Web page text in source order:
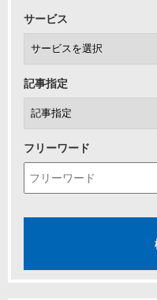
サービス
記事指定
フリーワード